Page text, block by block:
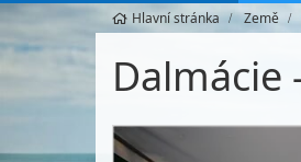
Hlavní stránka Země
Dalmácie